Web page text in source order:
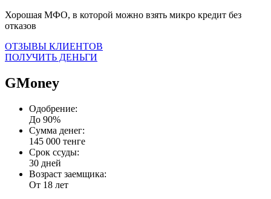
Хорошая МФО, в которой можно взять микро кредит без
отказов
ОТЗЫВЫ КЛИЕНТОВ
ПОЛУЧИТЬ ДЕНЬГИ
GMoney
Одобрение:
До 90%
Сумма денег:
145 000 тенге
Срок ссуды:
30 дней
Возраст заемщика:
От 18 лет